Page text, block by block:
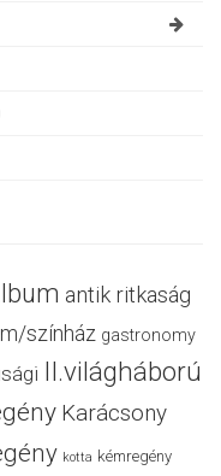
antik ritkaság
színház gastronomy
II.világháború
Karácsony
kotta kémregény